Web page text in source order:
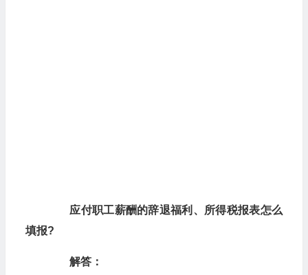
应付职工薪酬的辞退福利、所得税报表怎么
填报?
解答：